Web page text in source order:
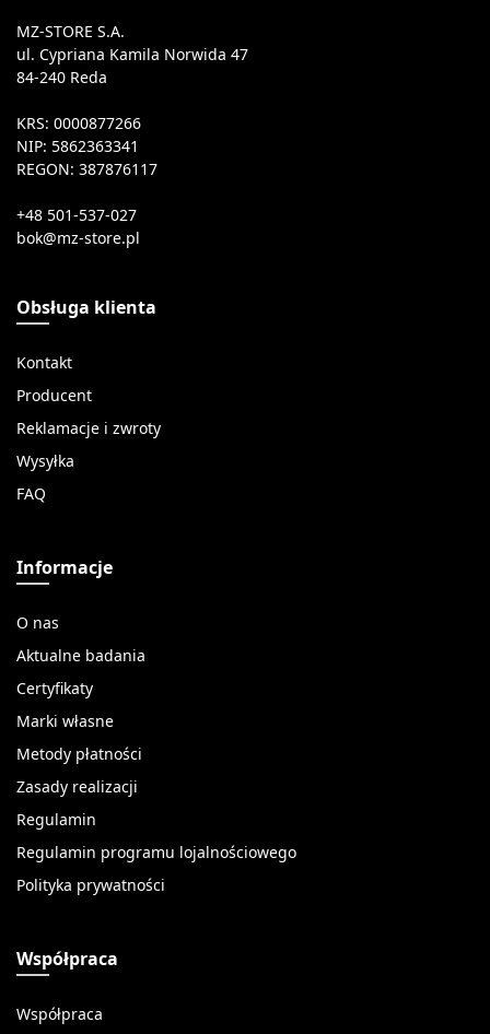
MZ-STORE S.A.
ul. Cypriana Kamila Norwida 47
84-240 Reda
KRS: 0000877266
NIP: 5862363341
REGON: 387876117
+48 501-537-027
Obsługa klienta
Kontakt
Producent
Reklamacje i zwroty
Wysyłka
FAQ
Informacje
O nas
Aktualne badania
Certyfikaty
Marki własne
Metody płatności
Zasady realizacji
Regulamin
Regulamin programu lojalnościowego
Polityka prywatności
Współpraca
Współpraca